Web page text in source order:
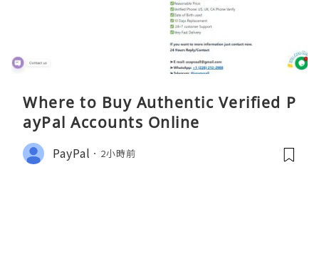
Where to Buy Authentic Verified P
ayPal Accounts Online
PayPal 2小時前